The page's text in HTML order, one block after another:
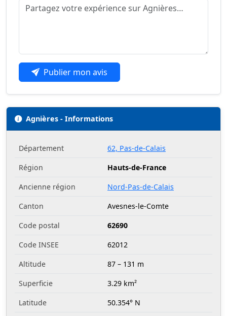
Publier mon avis
Agnières - Informations
Département
62, Pas-de-Calais
Région
Hauts-de-France
Ancienne région
Nord-Pas-de-Calais
Canton
Avesnes-le-Comte
Code postal
62690
Code INSEE
62012
Altitude
87 – 131 m
Superficie
3.29 km²
Latitude
50.354° N